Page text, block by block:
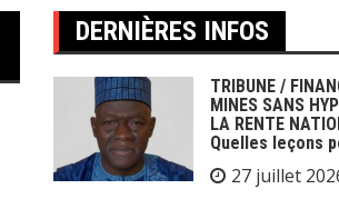
DERNIÈRES INFOS
TRIBUNE /
MINES SANS
LA RENTE
Quelles leçons
27 juillet